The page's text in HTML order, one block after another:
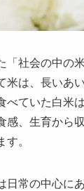
「社会の中の
米は、長いあ
べていた白米
感、生育から
す。
日常の中心に